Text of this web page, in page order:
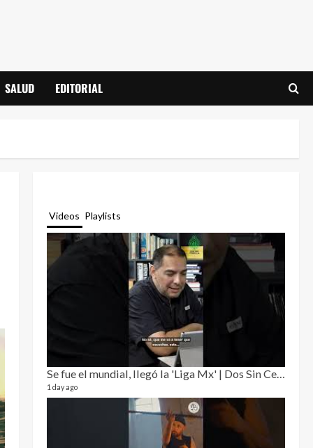
SALUD EDITORIAL
Videos Playlists
Se fue el mundial, llegó la 'Liga Mx' | Dos Sin Cebolla 🎙️
1 day ago
3